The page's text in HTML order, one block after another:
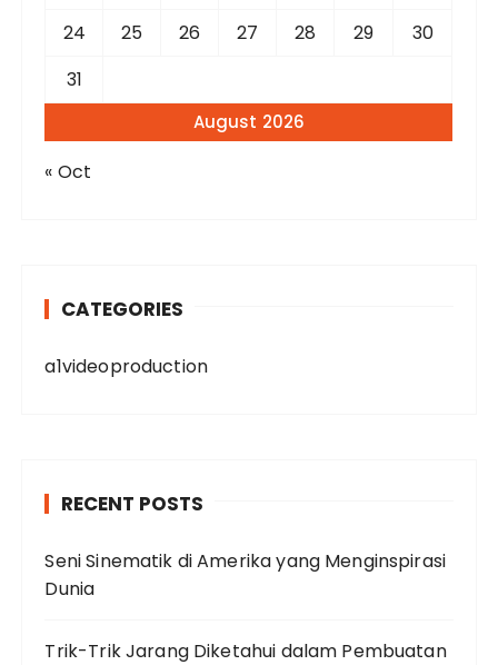
August 2026
24
25 26 27 28 29
30
31
« Oct
CATEGORIES
a1videoproduction
RECENT POSTS
Seni Sinematik di Amerika yang Menginspirasi
Dunia
Trik-Trik Jarang Diketahui dalam Pembuatan